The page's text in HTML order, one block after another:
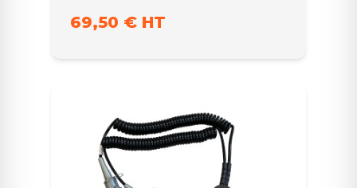
69,50 € HT